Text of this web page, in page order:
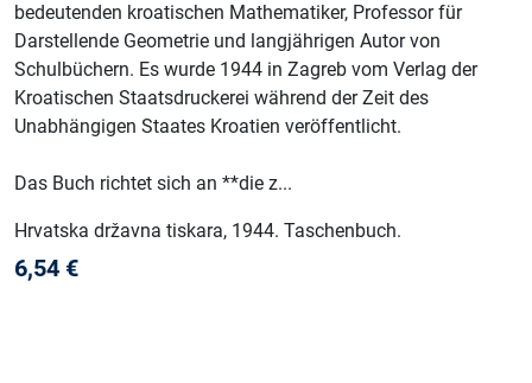
bedeutenden kroatischen Mathematiker, Professor für
Darstellende Geometrie und langjährigen Autor von
Schulbüchern. Es wurde 1944 in Zagreb vom Verlag der
Kroatischen Staatsdruckerei während der Zeit des
Unabhängigen Staates Kroatien veröffentlicht.
Das Buch richtet sich an **die z...
Hrvatska državna tiskara, 1944. Taschenbuch.
6,54 €